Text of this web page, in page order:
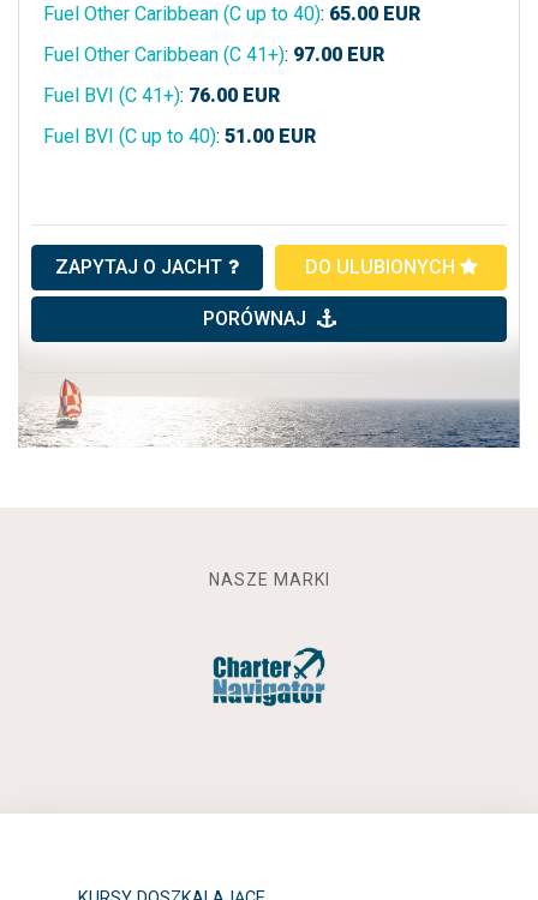
Fuel Other Caribbean (C up to 40): 65.00 EUR
Fuel Other Caribbean (C 41+): 97.00 EUR
Fuel BVI (C 41+): 76.00 EUR
Fuel BVI (C up to 40): 51.00 EUR
ZAPYTAJ O JACHT DO ULUBIONYCH
PORÓWNAJ
NASZE MARKI